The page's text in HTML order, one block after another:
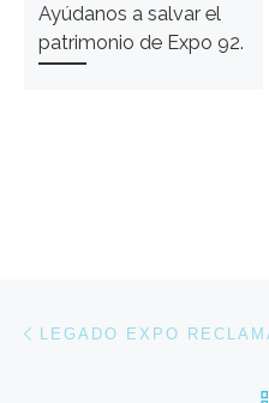
Ayúdanos a salvar el
patrimonio de Expo 92.
Navegación